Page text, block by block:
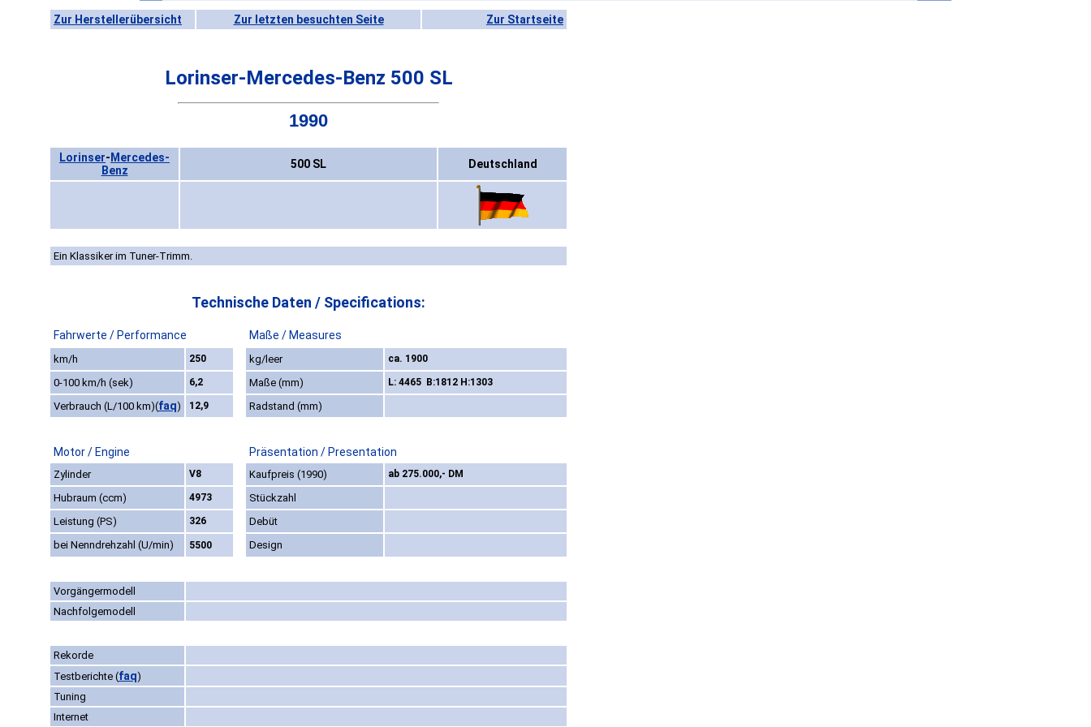
Zur Herstellerübersicht Zur letzten besuchten Seite Zur Startseite
Lorinser-Mercedes-Benz 500 SL
1990
Lorinser- Mercedes-
Benz
500 SL Deutschland
Ein Klassiker im Tuner-Trimm.
Technische Daten / Specifications:
Fahrwerte / Performance Maße / Measures
km/h 250 kg/leer ca. 1900
0-100 km/h (sek) 6,2 Maße (mm) L: 4465 B:1812 H:1303
Verbrauch (L/100 km)(faq) 12,9 Radstand (mm)
Motor / Engine Präsentation / Presentation
Zylinder V8 Kaufpreis (1990) ab 275.000,- DM
Hubraum (ccm) 4973
Stückzahl
Leistung (PS)
326
Debüt
bei Nenndrehzahl (U/min)
5500 Design
Vorgängermodell
Nachfolgemodell
Rekorde
Testberichte (faq)
Tuning
Internet